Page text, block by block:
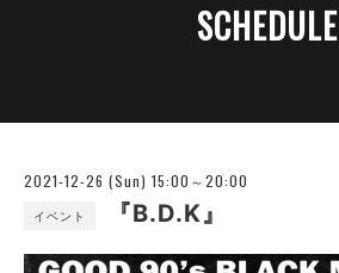
SCHEDULE
2021-12-26 (Sun) 15:00～20:00
イベント 『B.D.K』